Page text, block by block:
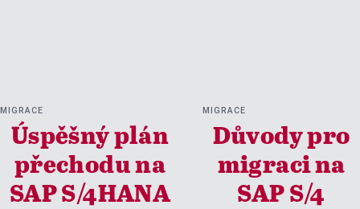
MIGRACE
Úspěšný plán
přechodu na
SAP S/4HANA
MIGRACE
Důvody pro
migraci na
SAP S/4